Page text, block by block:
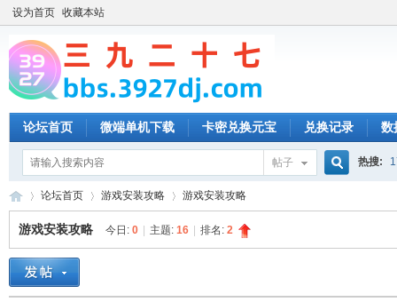
设为首页 收藏本站
论坛首页 微端单机下载 卡密兑换元宝 兑换记录 数
帖子 热搜:
»
论坛首页 游戏安装攻略 游戏安装攻略
游戏安装攻略 今日: 0 主题: 16 排名: 2